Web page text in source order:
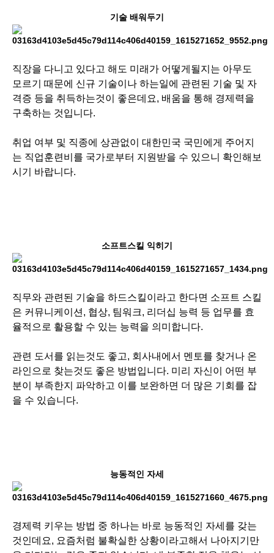
기술 배워두기
직장을 다니고 있다고 해도 미래가 어떻게될지는 아무도
모르기 때문에 신규 기술이나 하는일에 관련된 기술 및 자
격증 등을 취득하는것이 좋은데요, 배움을 통해 경제력을
구축하는 것입니다.
취업 여부 및 직종에 상관없이 대한민국 국민에게 주어지
는 직업훈련비를 국가로부터 지원받을 수 있으니 확인해보
시기 바랍니다.
소프트스킬 익히기
직무와 관련된 기술을 하드스킬이라고 한다면 소프트 스킬
은 커뮤니케이션, 협상, 팀워크, 리더십 능력 등 업무를 효
율적으로 활용할 수 있는 능력을 의미합니다.
관련 도서를 읽는것도 좋고, 회사내에서 멘토를 찾거나 온
라인으로 찾는것도 좋은 방법입니다. 미리 자신이 어떤 부
분이 부족한지 파악하고 이를 보완하면 더 많은 기회를 잡
을 수 있습니다.
능동적인 자세
경제력 키우는 방법 중 하나는 바로 능동적인 자세를 갖는
것인데요, 요즘처럼 불확실한 상황이라고해서 나아지기만